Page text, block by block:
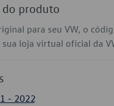
do produto
para seu VW, o
sua loja virtual oficial da
- 2022